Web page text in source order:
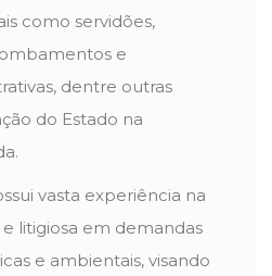
como servidões,
e
dentre outras
do Estado na
vasta experiência na
litigiosa em demandas
e ambientais, visando